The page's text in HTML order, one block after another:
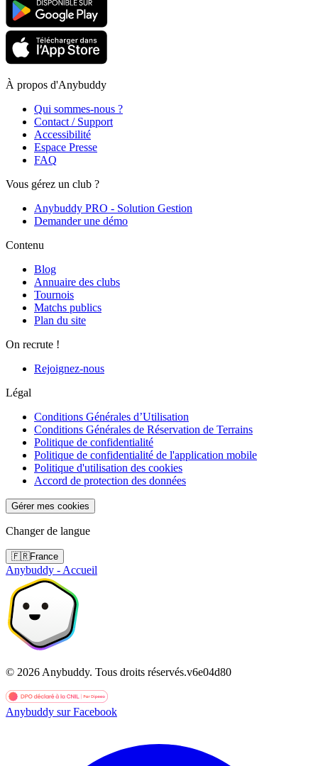
À propos d'Anybuddy
Qui sommes-nous ?
Contact / Support
Accessibilité
Espace Presse
FAQ
Vous gérez un club ?
Anybuddy PRO - Solution Gestion
Demander une démo
Contenu
Blog
Annuaire des clubs
Tournois
Matchs publics
Plan du site
On recrute !
Rejoignez-nous
Légal
Conditions Générales d’Utilisation
Conditions Générales de Réservation de Terrains
Politique de confidentialité
Politique de confidentialité de l'application mobile
Politique d'utilisation des cookies
Accord de protection des données
Gérer mes cookies
Changer de langue
🇫🇷France
Anybuddy - Accueil
© 2026 Anybuddy. Tous droits réservés.v6e04d80
Anybuddy sur Facebook